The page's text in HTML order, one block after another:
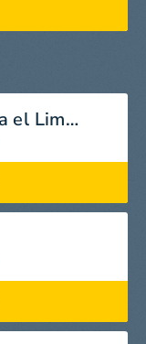
La Arrolladora Banda el Limón de René Camacho